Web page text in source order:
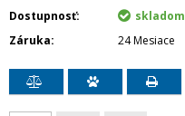
Dostupnosť
skladom
Záruka
24 Mesiace